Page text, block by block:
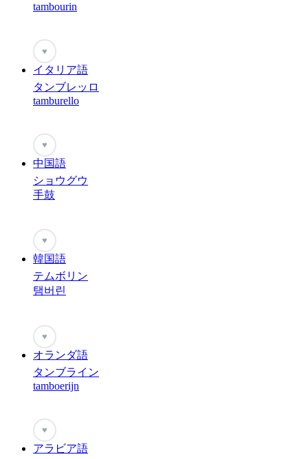
tambourin
♥
イタリア語
タンブレッロ
tamburello
♥
中国語
ショウグウ
手鼓
♥
韓国語
テムボリン
탬버린
♥
オランダ語
タンブライン
tamboerijn
♥
アラビア語